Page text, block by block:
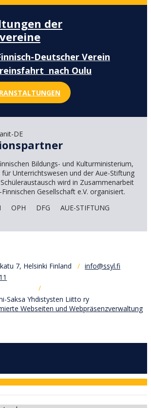
der
Deutscher Verein
nach Oulu
DE
Bildungs- und Kulturministerium,
Unterrichtswesen und der Aue-Stiftung
wird in Zusammenarbeit
Gesellschaft e.V. organisiert.
OPH DFG AUE-STIFTUNG
7, Helsinki Finland
info@ssyl.fi
/
Saksa Yhdistysten Liitto ry
Webseiten und Webpräsenzverwaltung